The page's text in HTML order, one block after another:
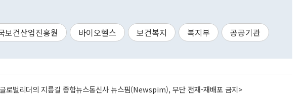
보건산업진흥원 바이오헬스 보건복지 복지부 공공기관
로벌리더의 지름길 종합뉴스통신사 뉴스핌(Newspim), 무단 전재-재배포 금지>